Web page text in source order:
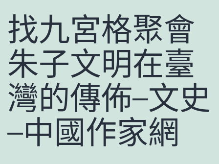
找九宮格聚會
朱子文明在臺
灣的傳佈–文史
–中國作家網